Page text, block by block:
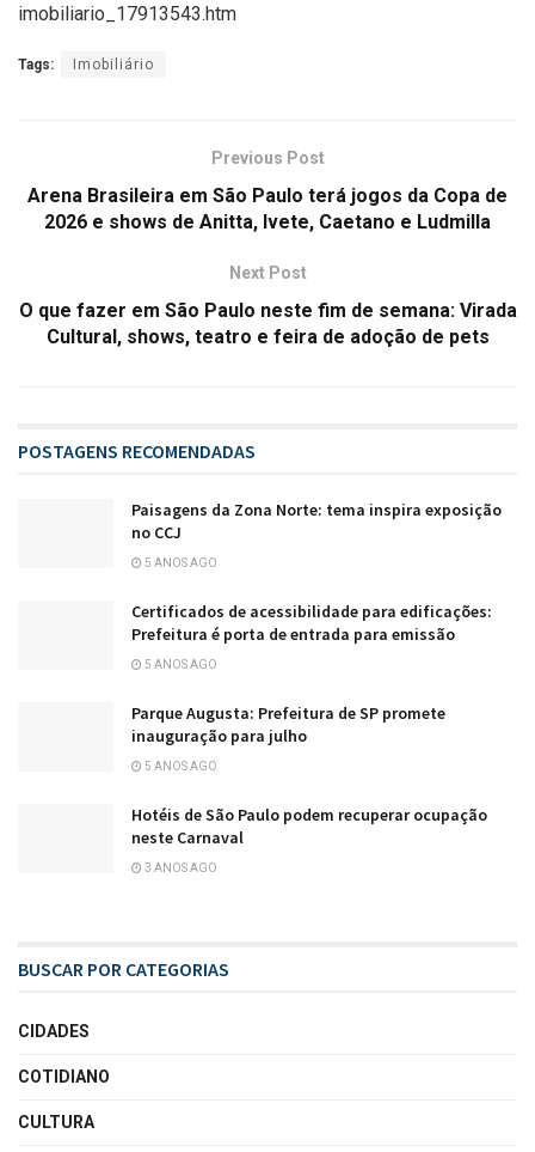
imobiliario_17913543.htm
Tags: Imobiliário
Previous Post
Arena Brasileira em São Paulo terá jogos da Copa de
2026 e shows de Anitta, Ivete, Caetano e Ludmilla
Next Post
O que fazer em São Paulo neste fim de semana: Virada
Cultural, shows, teatro e feira de adoção de pets
POSTAGENS RECOMENDADAS
Paisagens da Zona Norte: tema inspira exposição
no CCJ
5 ANOS AGO
Certificados de acessibilidade para edificações:
Prefeitura é porta de entrada para emissão
5 ANOS AGO
Parque Augusta: Prefeitura de SP promete
inauguração para julho
5 ANOS AGO
Hotéis de São Paulo podem recuperar ocupação
neste Carnaval
3 ANOS AGO
BUSCAR POR CATEGORIAS
CIDADES
COTIDIANO
CULTURA